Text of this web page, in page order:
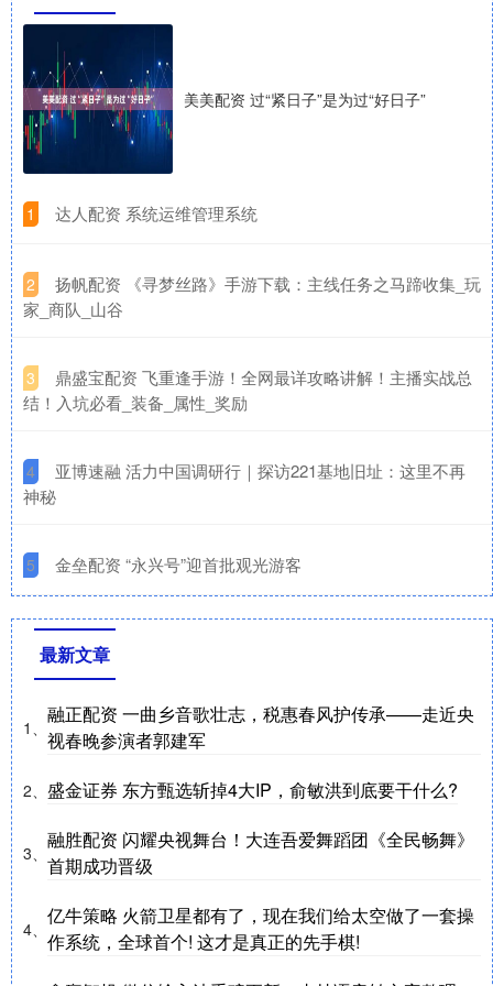
美美配资 过“紧日子”是为过“好日子”
1 ​达人配资 系统运维管理系统
2
​扬帆配资 《寻梦丝路》手游下载：主线任务之马蹄收集_玩
家_商队_山谷
3
​鼎盛宝配资 飞重逢手游！全网最详攻略讲解！主播实战总
结！入坑必看_装备_属性_奖励
4
​亚博速融 活力中国调研行｜探访221基地旧址：这里不再
神秘
5 ​金垒配资 “永兴号”迎首批观光游客
最新文章
1、
融正配资 一曲乡音歌壮志，税惠春风护传承——走近央
视春晚参演者郭建军
2、 盛金证券 东方甄选斩掉4大IP，俞敏洪到底要干什么?
3、
融胜配资 闪耀央视舞台！大连吾爱舞蹈团《全民畅舞》
首期成功晋级
4、
亿牛策略 火箭卫星都有了，现在我们给太空做了一套操
作系统，全球首个! 这才是真正的先手棋!